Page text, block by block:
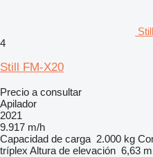
4
Still FM-X20
Precio a consultar
Apilador
2021
9.917 m/h
Capacidad de carga 2.000 kg
tríplex Altura de elevación 6,63 m